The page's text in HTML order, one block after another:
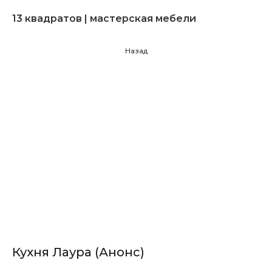
13 квадратов | мастерская мебели
Назад
Кухня Лаура (Анонс)